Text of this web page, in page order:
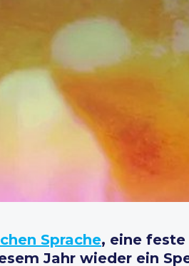
Sprache, eine
Jahr wieder ein